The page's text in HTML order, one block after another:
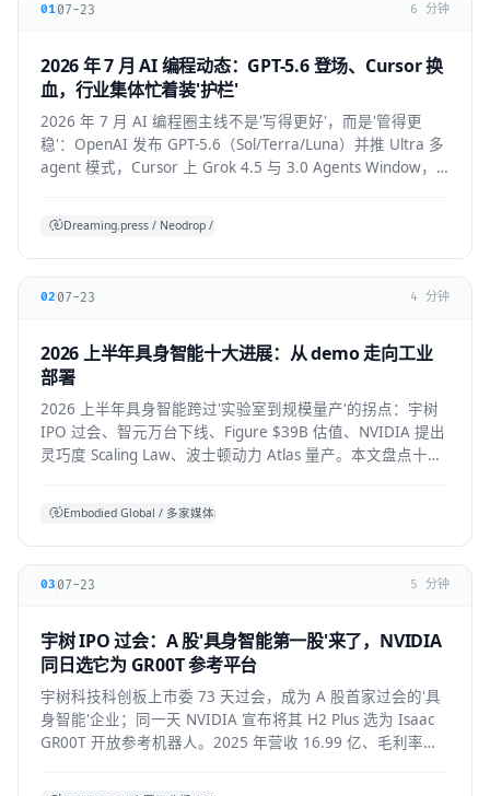
0107-23 6 分钟
2026 年 7 月 AI 编程动态：GPT-5.6 登场、Cursor 换
血，行业集体忙着装'护栏'
2026 年 7 月 AI 编程圈主线不是'写得更好'，而是'管得更
稳'：OpenAI 发布 GPT-5.6（Sol/Terra/Luna）并推 Ultra 多
agent 模式，Cursor 上 Grok 4.5 与 3.0 Agents Window，
Dreaming.press / Neodrop / SDD 综合
02 07-23 4 分钟
2026 上半年具身智能十大进展：从 demo 走向工业
部署
2026 上半年具身智能跨过'实验室到规模量产'的拐点：宇树
IPO 过会、智元万台下线、Figure $39B 估值、NVIDIA 提出
灵巧度 Scaling Law、波士顿动力 Atlas 量产。本文盘点十大
Embodied Global / 多家媒体综合
03 07-23 5 分钟
宇树 IPO 过会：A 股'具身智能第一股'来了，NVIDIA
同日选它为 GR00T 参考平台
宇树科技科创板上市委 73 天过会，成为 A 股首家过会的'具
身智能'企业；同一天 NVIDIA 宣布将其 H2 Plus 选为 Isaac
GR00T 开放参考机器人。2025 年营收 16.99 亿、毛利率